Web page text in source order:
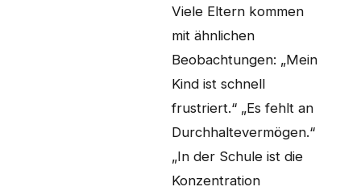
Viele Eltern kommen
mit ähnlichen
Beobachtungen: „Mein
Kind ist schnell
frustriert.“ „Es fehlt an
Durchhaltevermögen.“
„In der Schule ist die
Konzentration